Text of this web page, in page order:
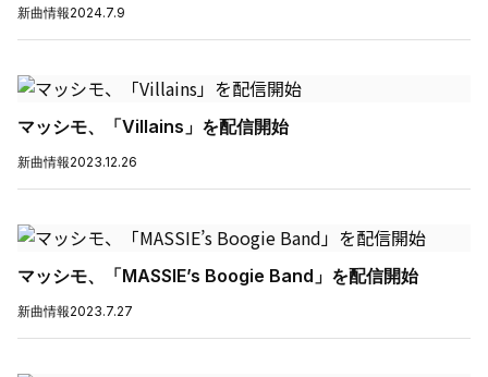
新曲情報2024.7.9
マッシモ、「Villains」を配信開始
新曲情報2023.12.26
マッシモ、「MASSIE’s Boogie Band」を配信開始
新曲情報2023.7.27